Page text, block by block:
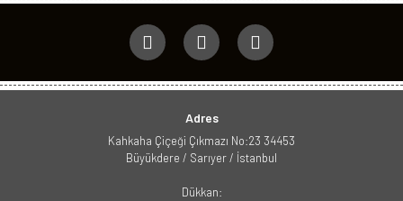
Adres
Kahkaha Çiçeği Çıkmazı No:23 34453
Büyükdere / Sarıyer / İstanbul
Dükkan: